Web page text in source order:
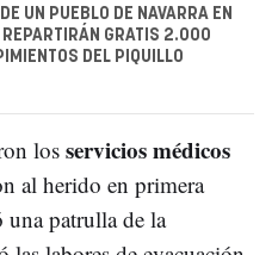
UN PUEBLO DE NAVARRA EN
REPARTIRÁN GRATIS 2.000
DEL PIQUILLO
los servicios médicos
al herido en primera
una patrulla de la